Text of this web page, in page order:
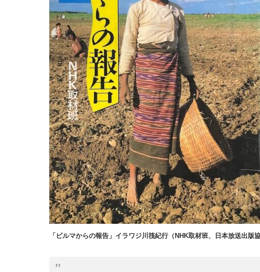
「ビルマからの報告」イラワジ川筏紀行（NHK取材班、日本放送出版